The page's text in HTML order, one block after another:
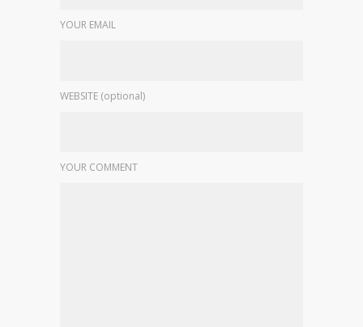
YOUR EMAIL
WEBSITE (optional)
YOUR COMMENT